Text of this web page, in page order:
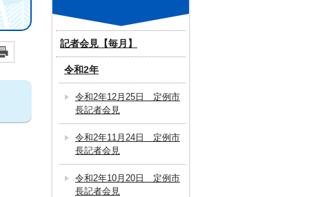
記者会見【毎月】
令和2年
令和2年12月25日 定例市
長記者会見
令和2年11月24日 定例市
長記者会見
令和2年10月20日 定例市
長記者会見